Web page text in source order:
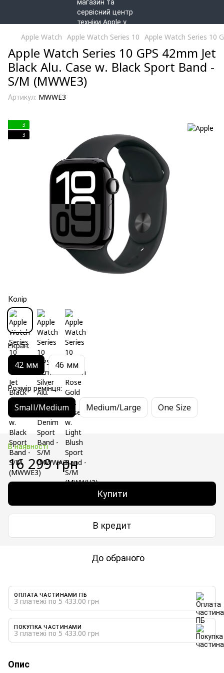
Apple Watch Apple Watch Series 10 Apple Watch Series 10
Apple Watch Series 10 GPS 42mm Jet
Black Alu. Case w. Black Sport Band -
S/M (MWWE3)
Артикул: MWWE3
3
3
Колір
Екран:
42 мм 46 мм
Розмір ремінця:
Small/Medium Medium/Large One Size
В наявності
16 299 грн
Купити
В кредит
До обраного
ОПЛАТА ЧАСТИНАМИ ПБ
3 платежі по 5 433.00 грн
ПОКУПКА ЧАСТИНАМИ
3 платежі по 5 433.00 грн
Опис